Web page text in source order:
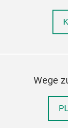
Wege